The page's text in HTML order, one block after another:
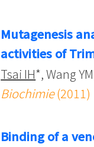
Mutagenesis
activities of
Tsai IH*, Wang
Biochimie(2011)
Binding of a